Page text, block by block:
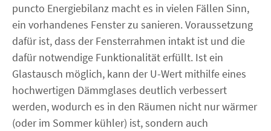
puncto Energiebilanz macht es in vielen Fällen Sinn,
ein vorhandenes Fenster zu sanieren. Voraussetzung
dafür ist, dass der Fensterrahmen intakt ist und die
dafür notwendige Funktionalität erfüllt. Ist ein
Glastausch möglich, kann der U-Wert mithilfe eines
hochwertigen Dämmglases deutlich verbessert
werden, wodurch es in den Räumen nicht nur wärmer
(oder im Sommer kühler) ist, sondern auch